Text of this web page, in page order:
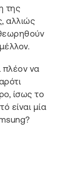
της
αλλιώς
πλέον να
ίσως το
είναι μία